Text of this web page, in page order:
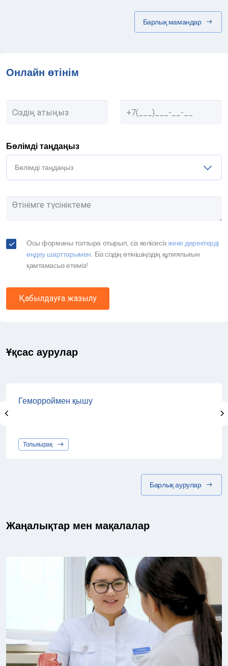
Барлық мамандар
Онлайн өтінім
Бөлімді таңдаңыз
Бөлімді таңдаңыз
Осы форманы толтыра отырып, сіз келісесізжеке деректерді
өңдеу шарттарымен. Біз сіздің өтінішіңіздің құпиялығын
қамтамасыз етеміз!
Қабылдауға жазылу
Ұқсас аурулар
Геморроймен қышу
Толығырақ
Барлық аурулар
Жаңалықтар мен мақалалар